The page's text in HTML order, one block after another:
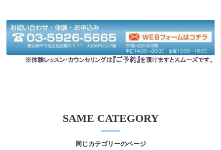
同じカテゴリーのページ
SAME CATEGORY